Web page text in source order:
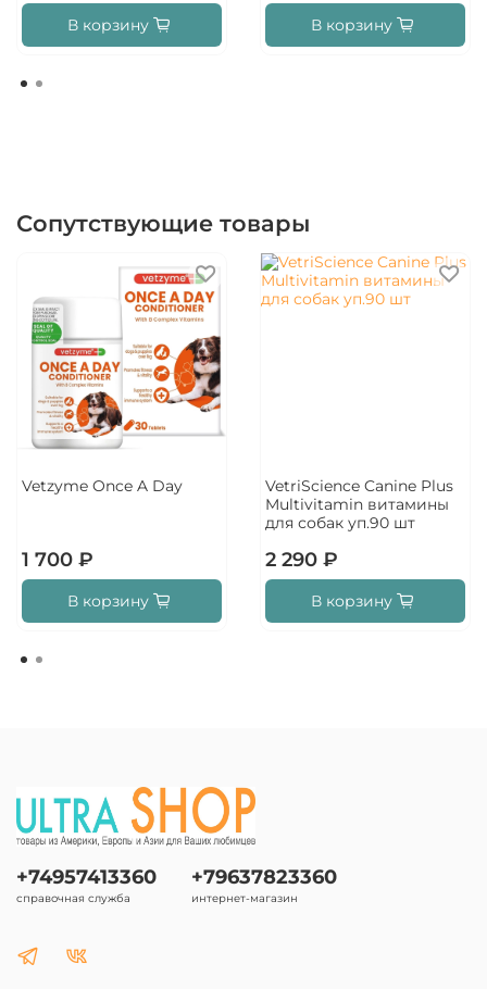
В корзину В корзину
Сопутствующие товары
Vetzyme Once A Day
1 700 ₽
В корзину
VetriScience Canine Plus
Multivitamin витамины
для собак уп.90 шт
2 290 ₽
В корзину
+74957413360
справочная служба
+79637823360
интернет-магазин